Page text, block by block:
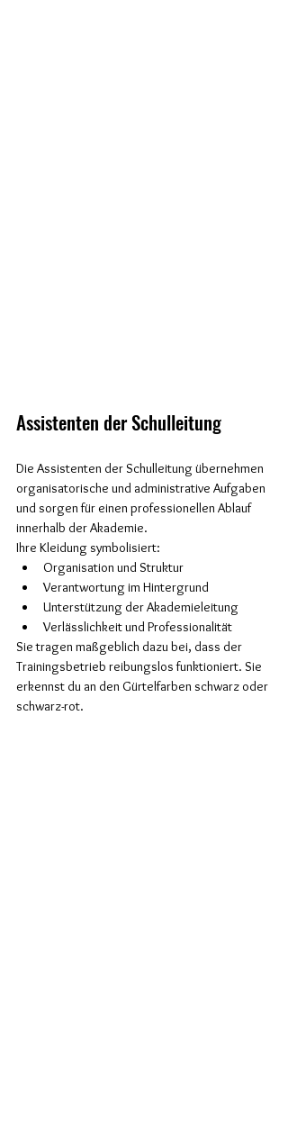
Assistenten der Schulleitung
Die Assistenten der Schulleitung übernehmen
organisatorische und administrative Aufgaben
und sorgen für einen professionellen Ablauf
innerhalb der Akademie.
Ihre Kleidung symbolisiert:
Organisation und Struktur
Verantwortung im Hintergrund
Unterstützung der Akademieleitung
Verlässlichkeit und Professionalität
Sie tragen maßgeblich dazu bei, dass der
Trainingsbetrieb reibungslos funktioniert. Sie
erkennst du an den Gürtelfarben schwarz oder
schwarz-rot.